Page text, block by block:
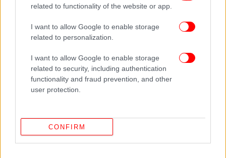
related to functionality of the website or app.
I want to allow Google to enable storage
related to personalization.
I want to allow Google to enable storage
related to security, including authentication
functionality and fraud prevention, and other
user protection.
CONFIRM